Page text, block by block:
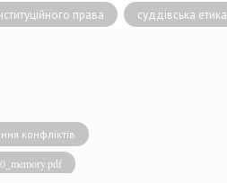
права суддівська етика
конфліктів